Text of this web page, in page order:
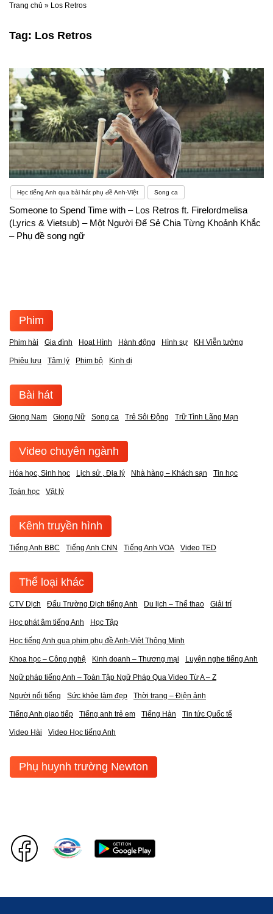
Trang chủ » Los Retros
Tag: Los Retros
Học tiếng Anh qua bài hát phụ đề Anh-Việt Song ca
Someone to Spend Time with – Los Retros ft. Firelordmelisa
(Lyrics & Vietsub) – Một Người Để Sẻ Chia Từng Khoảnh Khắc
– Phụ đề song ngữ
Phim
Phim hài Gia đình Hoạt Hình Hành động Hình sự KH Viễn tưởng
Phiêu lưu Tâm lý Phim bộ Kinh dị
Bài hát
Giọng Nam Giọng Nữ Song ca Trẻ Sôi Động Trữ Tình Lãng Mạn
Video chuyên ngành
Hóa học, Sinh học Lịch sử , Địa lý Nhà hàng – Khách sạn Tin học
Toán học Vật lý
Kênh truyền hình
Tiếng Anh BBC Tiếng Anh CNN Tiếng Anh VOA Video TED
Thể loại khác
CTV Dịch Đấu Trường Dịch tiếng Anh Du lịch – Thể thao Giải trí
Học phát âm tiếng Anh Học Tập
Học tiếng Anh qua phim phụ đề Anh-Việt Thông Minh
Khoa học – Công nghệ Kinh doanh – Thương mại Luyện nghe tiếng Anh
Ngữ pháp tiếng Anh – Toàn Tập Ngữ Pháp Qua Video Từ A – Z
Người nổi tiếng Sức khỏe làm đẹp Thời trang – Điện ảnh
Tiếng Anh giao tiếp Tiếng anh trẻ em Tiếng Hàn Tin tức Quốc tế
Video Hài Video Học tiếng Anh
Phụ huynh trường Newton